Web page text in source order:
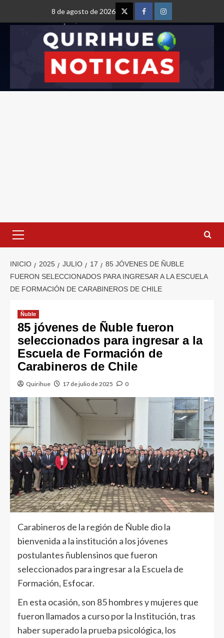
8 de agosto de 2026
INICIO 2025 JULIO 17
85 JÓVENES DE ÑUBLE
FUERON SELECCIONADOS PARA INGRESAR A LA ESCUELA
DE FORMACIÓN DE CARABINEROS DE CHILE
Ñuble
85 jóvenes de Ñuble fueron
seleccionados para ingresar a la
Escuela de Formación de
Carabineros de Chile
Quirihue 17 de julio de 2025 0
Carabineros de la región de Ñuble dio la
bienvenida a la institución a los jóvenes
postulantes ñublensinos que fueron
seleccionados para ingresar a la Escuela de
Formación, Esfocar.
En esta ocasión, son 85 hombres y mujeres que
fueron llamados a curso por la Institución, tras
haber superado la prueba psicológica, los